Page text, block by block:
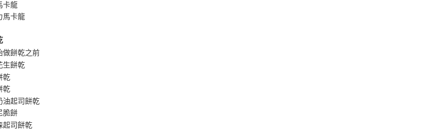
卡龍
馬卡龍
做餅乾之前
生餅乾
乾
乾
油起司餅乾
脆餅
起司餅乾